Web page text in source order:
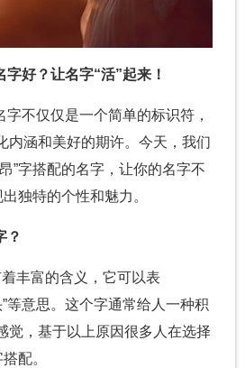
好？让名字“活”起来！
不仅仅是一个简单的标识符，
内涵和美好的期许。今天，我们
”字搭配的名字，让你的名字不
独特的个性和魅力。
？
着丰富的含义，它可以表
”等意思。这个字通常给人一种积
觉，基于以上原因很多人在选择
配。